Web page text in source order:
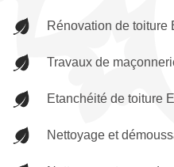
Rénovation de toiture
Travaux de
Etanchéité de toiture
Nettoyage et